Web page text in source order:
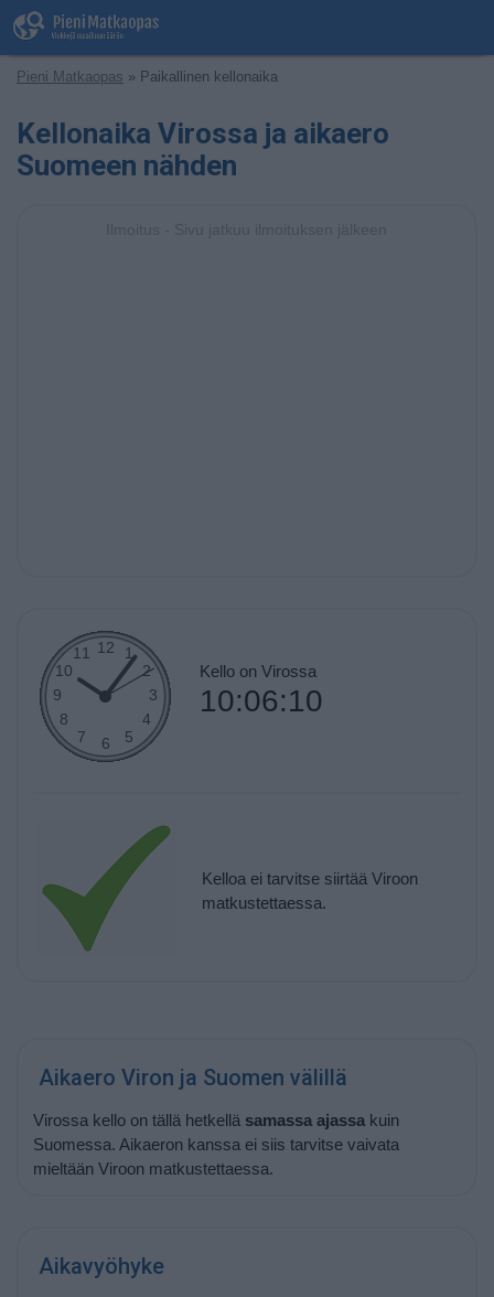
Pieni Matkaopas » Paikallinen kellonaika
Kellonaika Virossa ja aikaero
Suomeen nähden
Kello on Virossa
10:06:10
Kelloa ei tarvitse siirtää Viroon
matkustettaessa.
Aikaero Viron ja Suomen välillä
Virossa kello on tällä hetkellä samassa ajassakuin
Suomessa. Aikaeron kanssa ei siis tarvitse vaivata
mieltään Viroon matkustettaessa.
Aikavyöhyke